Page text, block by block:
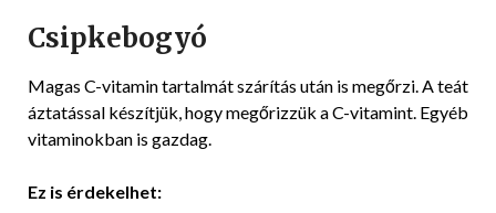
Csipkebogyó
Magas C-vitamin tartalmát szárítás után is megőrzi. A teát
áztatással készítjük, hogy megőrizzük a C-vitamint. Egyéb
vitaminokban is gazdag.
Ez is érdekelhet: